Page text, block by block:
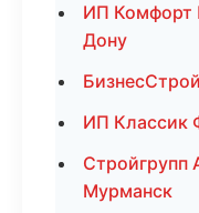
ИП Комфорт
Дону
ИП Классик
Стройгрупп
Мурманск